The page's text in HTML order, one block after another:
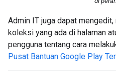
Admin IT juga dapat
koleksi yang ada di halaman
pengguna tentang cara
Pusat Bantuan Google Play